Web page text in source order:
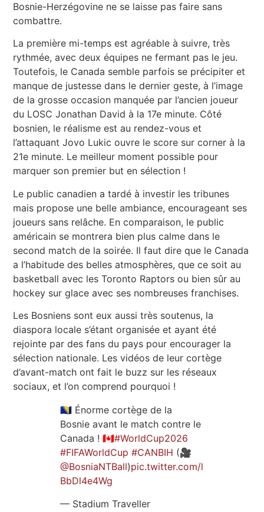
Bosnie-Herzégovine ne se laisse pas faire sans
combattre.
La première mi-temps est agréable à suivre, très
rythmée, avec deux équipes ne fermant pas le jeu.
Toutefois, le Canada semble parfois se précipiter et
manque de justesse dans le dernier geste, à l’image
de la grosse occasion manquée par l’ancien joueur
du LOSC Jonathan David à la 17e minute. Côté
bosnien, le réalisme est au rendez-vous et
l’attaquant Jovo Lukic ouvre le score sur corner à la
21e minute. Le meilleur moment possible pour
marquer son premier but en sélection !
Le public canadien a tardé à investir les tribunes
mais propose une belle ambiance, encourageant ses
joueurs sans relâche. En comparaison, le public
américain se montrera bien plus calme dans le
second match de la soirée. Il faut dire que le Canada
a l’habitude des belles atmosphères, que ce soit au
basketball avec les Toronto Raptors ou bien sûr au
hockey sur glace avec ses nombreuses franchises.
Les Bosniens sont eux aussi très soutenus, la
diaspora locale s’étant organisée et ayant été
rejointe par des fans du pays pour encourager la
sélection nationale. Les vidéos de leur cortège
d’avant-match ont fait le buzz sur les réseaux
sociaux, et l’on comprend pourquoi !
🇧🇦 Énorme cortège de la
Bosnie avant le match contre le
Canada ! 🇨🇦#WorldCup2026
#FIFAWorldCup #CANBIH (🎥
@BosniaNTBall)pic.twitter.com/l
BbDl4e4Wg
— Stadium Traveller